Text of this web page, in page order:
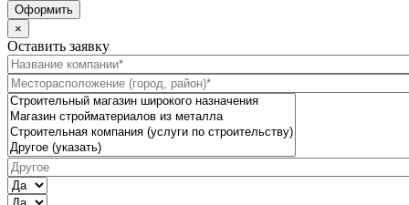
Оформить
×
Оставить заявку